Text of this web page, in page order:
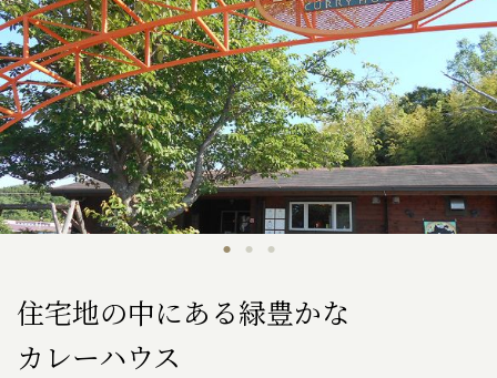
住宅地の中にある緑豊かな
カレーハウス